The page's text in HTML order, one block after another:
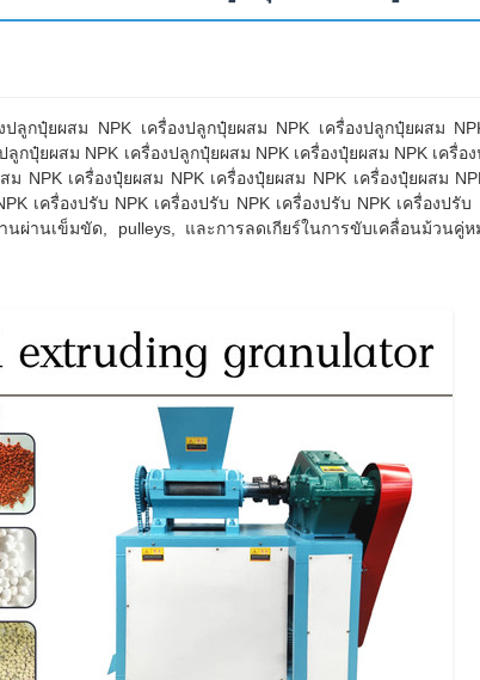
ปลูกปุ๋ยผสม NPK เครื่องปลูกปุ๋ยผสม NPK เครื่องปลูกปุ๋ยผสม
ลูกปุ๋ยผสม NPK เครื่องปลูกปุ๋ยผสม NPK เครื่องปุ๋ยผสม NPK เครื่อ
ม NPK เครื่องปุ๋ยผสม NPK เครื่องปุ๋ยผสม NPK เครื่องปุ๋ยผสม
เครื่องปรับ NPK เครื่องปรับ NPK เครื่องปรับ NPK เครื่องปรั
นผ่านเข็มขัด, pulleys, และการลดเกียร์ในการขับเคลื่อนม้วน